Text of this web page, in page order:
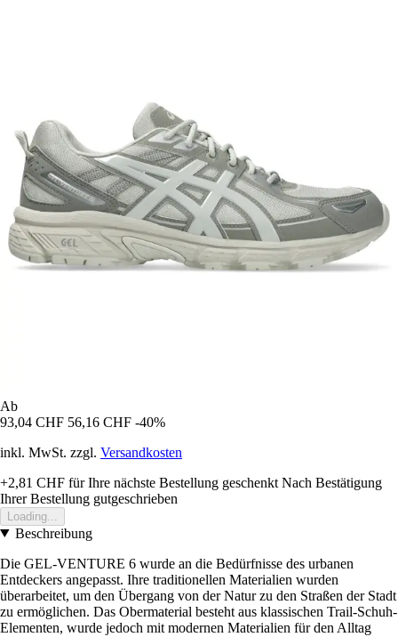
Ab
93,04 CHF 56,16 CHF -40%
inkl. MwSt. zzgl. Versandkosten
+2,81 CHF für Ihre nächste Bestellung geschenkt Nach Bestätigung
Ihrer Bestellung gutgeschrieben
Loading...
Beschreibung
Die GEL-VENTURE 6 wurde an die Bedürfnisse des urbanen
Entdeckers angepasst. Ihre traditionellen Materialien wurden
überarbeitet, um den Übergang von der Natur zu den Straßen der Stadt
zu ermöglichen. Das Obermaterial besteht aus klassischen Trail-Schuh-
Elementen, wurde jedoch mit modernen Materialien für den Alltag